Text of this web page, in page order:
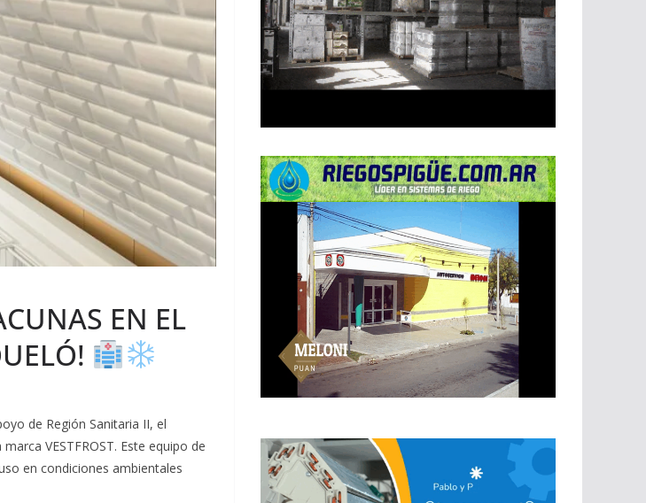
EN EL
de Región Sanitaria II, el
VESTFROST. Este equipo de
en condiciones ambientales